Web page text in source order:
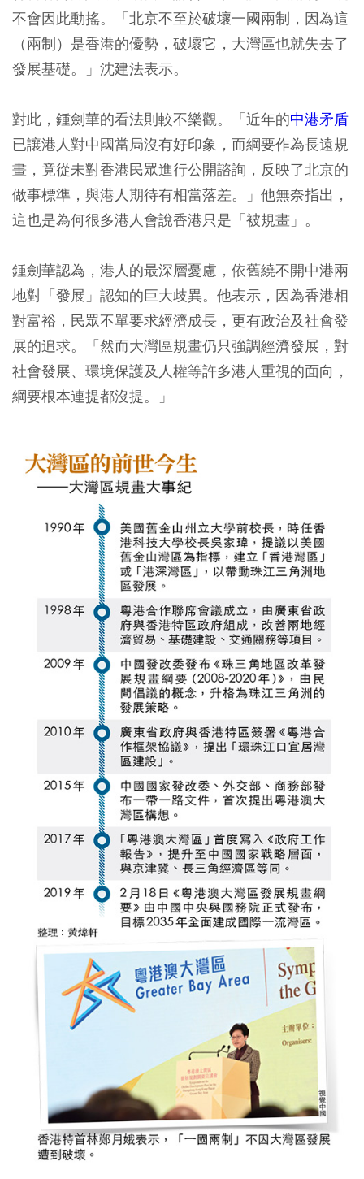
不會因此動搖。「北京不至於破壞一國兩制，因為這
（兩制）是香港的優勢，破壞它，大灣區也就失去了
發展基礎。」沈建法表示。
對此，鍾劍華的看法則較不樂觀。「近年的中港矛盾
已讓港人對中國當局沒有好印象，而綱要作為長遠規
畫，竟從未對香港民眾進行公開諮詢，反映了北京的
做事標準，與港人期待有相當落差。」他無奈指出，
這也是為何很多港人會說香港只是「被規畫」。
鍾劍華認為，港人的最深層憂慮，依舊繞不開中港兩
地對「發展」認知的巨大歧異。他表示，因為香港相
對富裕，民眾不單要求經濟成長，更有政治及社會發
展的追求。「然而大灣區規畫仍只強調經濟發展，對
社會發展、環境保護及人權等許多港人重視的面向，
綱要根本連提都沒提。」